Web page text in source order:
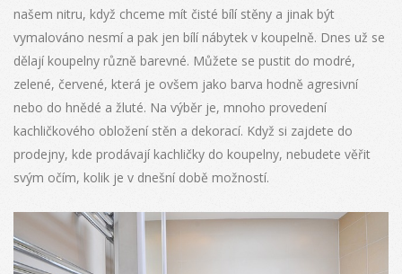
našem nitru, když chceme mít čisté bílí stěny a jinak být
vymalováno nesmí a pak jen bílí nábytek v koupelně. Dnes už se
dělají koupelny různě barevné. Můžete se pustit do modré,
zelené, červené, která je ovšem jako barva hodně agresivní
nebo do hnědé a žluté. Na výběr je, mnoho provedení
kachličkového obložení stěn a dekorací. Když si zajdete do
prodejny, kde prodávají kachličky do koupelny, nebudete věřit
svým očím, kolik je v dnešní době možností.